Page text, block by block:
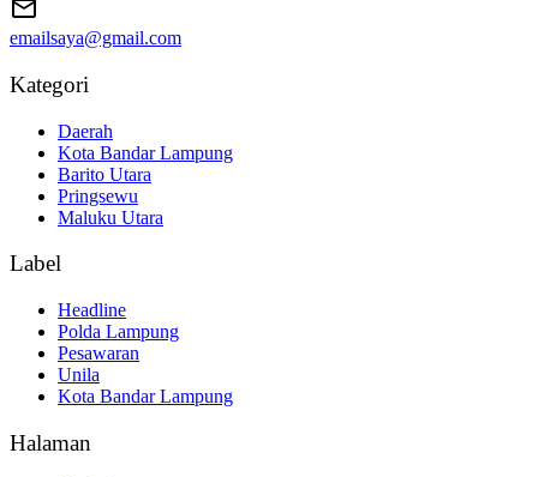
emailsaya@gmail.com
Kategori
Daerah
Kota Bandar Lampung
Barito Utara
Pringsewu
Maluku Utara
Label
Headline
Polda Lampung
Pesawaran
Unila
Kota Bandar Lampung
Halaman